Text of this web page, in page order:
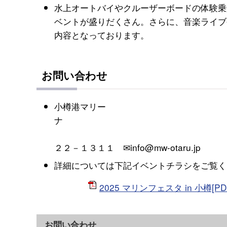
水上オートバイやクルーザーボードの体験
ベントが盛りだくさん。さらに、音楽ライ
内容となっております。
お問い合わせ
小樽港マリー
２２－１３１１ ✉info@mw-otaru.jp
詳細については下記イベントチラシをご覧
2025 マリンフェスタ in 小樽